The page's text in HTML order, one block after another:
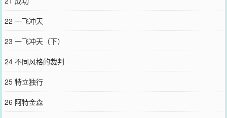
22 一飞冲天
23 一飞冲天（下）
24 不同风格的裁判
25 特立独行
26 阿特金森